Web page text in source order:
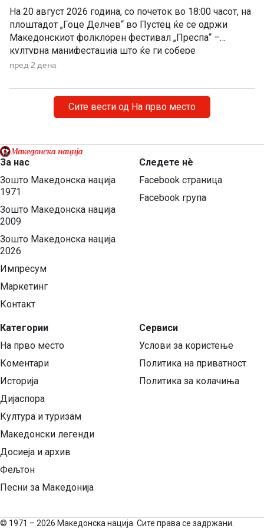
На 20 август 2026 година, со почеток во 18:00 часот, на
плоштадот „Гоце Делчев“ во Пустец ќе се одржи
Македонскиот фолклорен фестивал „Преспа“ –
културна манифестација што ќе ги собере
Македонците од Македонија, Албанија и дијаспората во
Фестивалот ќе биде можност за промоција на богатото
македонско културно наследство […]
пред 2 дена
Сите вести од На прво место
За нас
Зошто Македонска нација
1971
Зошто Македонска нација
2009
Зошто Македонска нација
2026
Импресум
Маркетинг
Контакт
Категории
На прво место
Коментари
Историја
Дијаспора
Култура и туризам
Македонски легенди
Досиеја и архив
Фељтон
Песни за Македонија
Следете нѐ
Facebook страница
Facebook група
Сервиси
Услови за користење
Политика на приватност
Политика за колачиња
© 1971 – 2026 Македонска нација. Сите права се задржани.